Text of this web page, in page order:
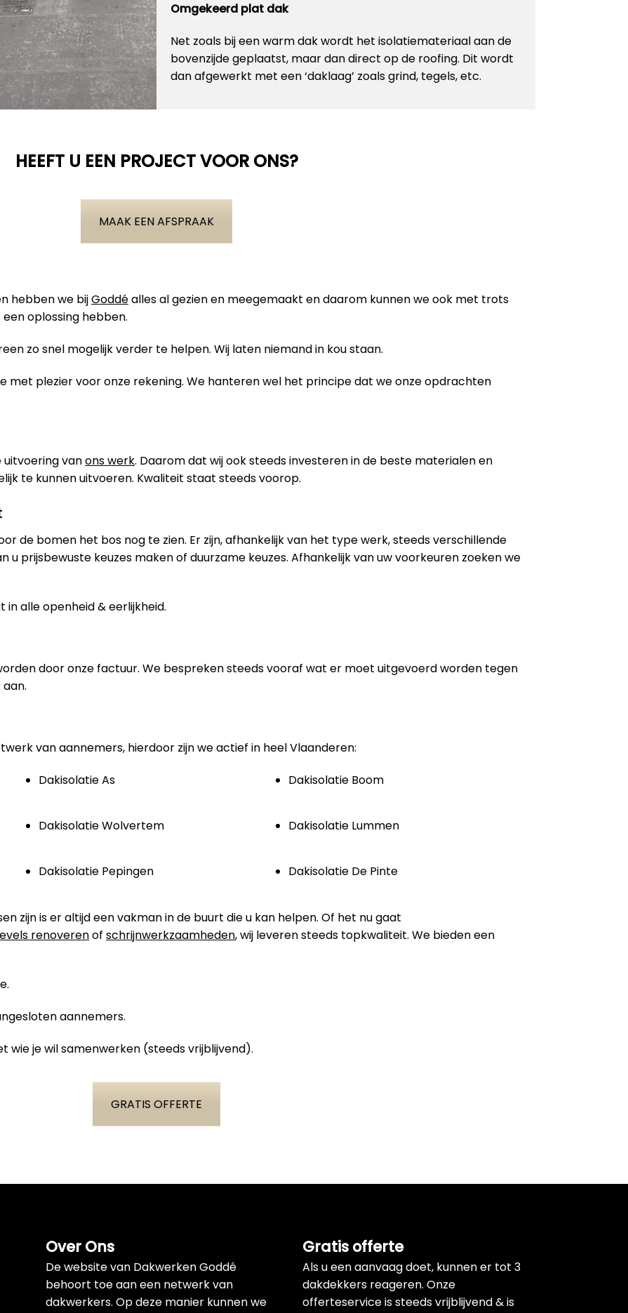
Omgekeerd plat dak
Net zoals bij een warm dak wordt het isolatiemateriaal aan de
bovenzijde geplaatst, maar dan direct op de roofing. Dit wordt
dan afgewerkt met een ‘daklaag’ zoals grind, tegels, etc.
HEEFT U EEN PROJECT VOOR ONS?
MAAK EEN AFSPRAAK
hebben we bijGoddéalles al gezien en meegemaakt en daarom kunnen we ook met trots
oplossing hebben.
zo snel mogelijk verder te helpen. Wij laten niemand in kou staan.
met plezier voor onze rekening. We hanteren wel het principe dat we onze opdrachten
uitvoering vanons werk. Daarom dat wij ook steeds investeren in de beste materialen en
te kunnen uitvoeren. Kwaliteit staat steeds voorop.
de bomen het bos nog te zien. Er zijn, afhankelijk van het type werk, steeds verschillende
u prijsbewuste keuzes maken of duurzame keuzes. Afhankelijk van uw voorkeuren zoeken we
alle openheid & eerlijkheid.
door onze factuur. We bespreken steeds vooraf wat er moet uitgevoerd worden tegen
van aannemers, hierdoor zijn we actief in heel Vlaanderen:
Dakisolatie As Dakisolatie Boom
Dakisolatie Wolvertem Dakisolatie Lummen
Dakisolatie Pepingen Dakisolatie De Pinte
zijn is er altijd een vakman in de buurt die u kan helpen. Of het nu gaat
renoverenof schrijnwerkzaamheden, wij leveren steeds topkwaliteit. We bieden een
aannemers.
je wil samenwerken (steeds vrijblijvend).
GRATIS OFFERTE
Over Ons
De website van Dakwerken Goddé
behoort toe aan een netwerk van
dakwerkers. Op deze manier kunnen we
Gratis offerte
Als u een aanvaag doet, kunnen er tot 3
dakdekkers reageren. Onze
offerteservice is steeds vrijblijvend & is